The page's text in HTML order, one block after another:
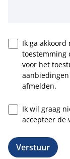
Ik ga
toestemming
voor het
afmelden.
Ik wil graag
accepteer de
Verstuur